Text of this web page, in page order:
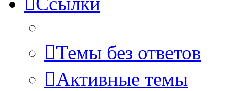
Темы без ответов
Активные темы